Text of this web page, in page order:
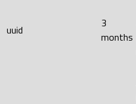
uuid
3
months